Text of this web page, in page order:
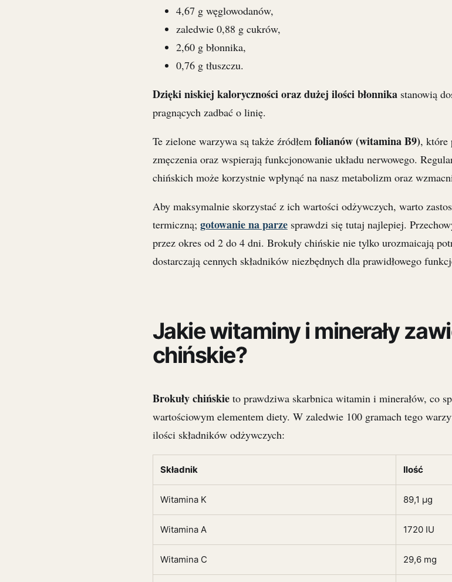
4,67 g węglowodanów,
zaledwie 0,88 g cukrów,
2,60 g błonnika,
0,76 g tłuszczu.
Dzięki niskiej kaloryczności oraz dużej ilości błonnikastanowią
pragnących zadbać o linię.
Te zielone warzywa są także źródłem folianów (witamina B9), które
zmęczenia oraz wspierają funkcjonowanie układu nerwowego.
chińskich może korzystnie wpłynąć na nasz metabolizm oraz
Aby maksymalnie skorzystać z ich wartości odżywczych, warto
termiczną; gotowanie na parzesprawdzi się tutaj najlepiej.
przez okres od 2 do 4 dni. Brokuły chińskie nie tylko urozmaicają
dostarczają cennych składników niezbędnych dla prawidłowego
Jakie witaminy i minerały
chińskie?
Brokuły chińskieto prawdziwa skarbnica witamin i minerałów, co
wartościowym elementem diety. W zaledwie 100 gramach tego
ilości składników odżywczych:
Składnik Ilość
Witamina K 89,1 µg
Witamina A 1720 IU
Witamina C 29,6 mg